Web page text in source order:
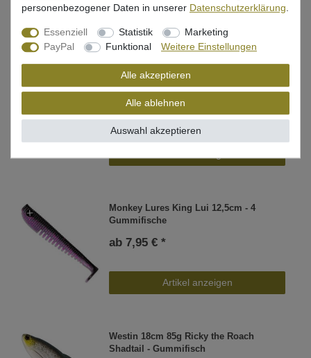
Zeck Baby Rippler 12cm - 3
Gummifische
ab 6,95 € *
Monkey Lures King Lui 12,5cm - 4
Gummifische
ab 7,95 € *
Artikel anzeigen
Westin 18cm 85g Ricky the Roach
Shadtail - Gummifisch
personenbezogener Daten in unserer Daten­schutz­erklärung.
Essenziell Statistik
Marketing
PayPal
Funktional Weitere Einstellungen
Alle akzeptieren
Alle ablehnen
Auswahl akzeptieren